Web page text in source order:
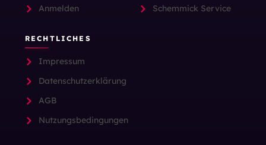
Anmelden
Schemmick Service
RECHTLICHES
Impressum
Datenschutzerklärung
AGB
Nutzungsbedingungen